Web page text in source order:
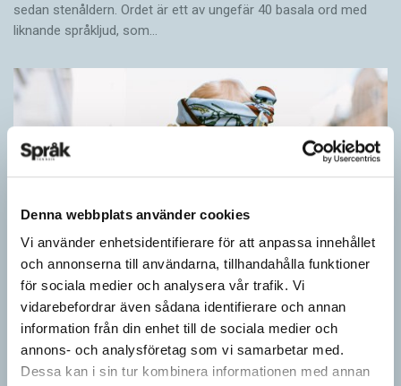
Denna webbplats använder cookies
Vi använder enhetsidentifierare för att anpassa innehållet
och annonserna till användarna, tillhandahålla funktioner
för sociala medier och analysera vår trafik. Vi
vidarebefordrar även sådana identifierare och annan
information från din enhet till de sociala medier och
annons- och analysföretag som vi samarbetar med.
Dessa kan i sin tur kombinera informationen med annan
sedan stenåldern. Ordet är ett av ungefär 40 basala ord med
liknande språkljud, som…
Barn lär sig komplexa satser tidigt